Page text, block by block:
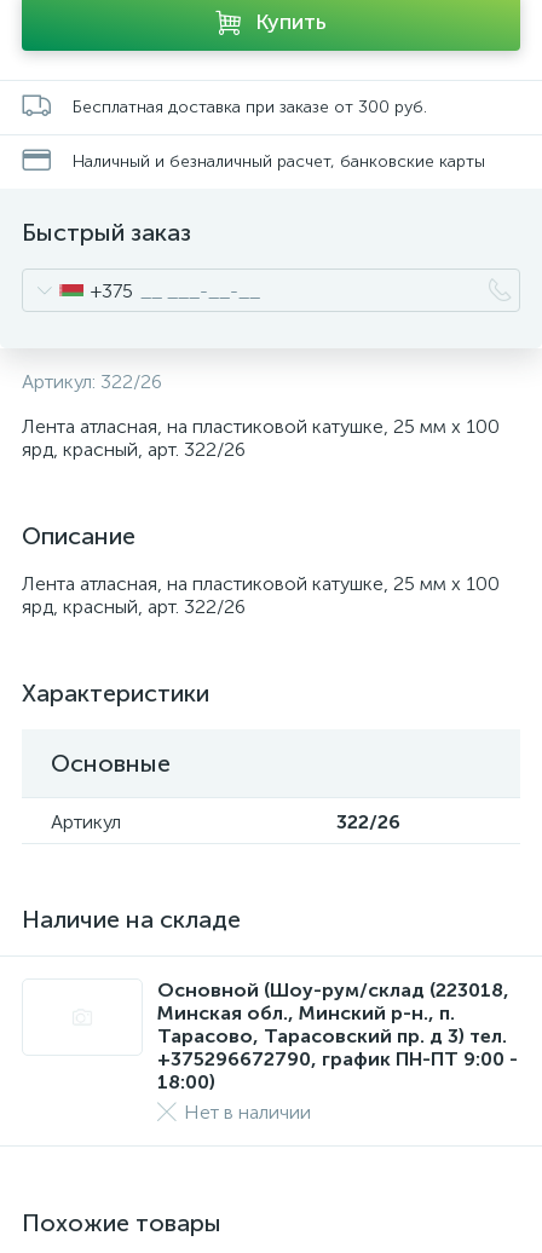
Купить
Бесплатная доставка при заказе от 300 руб.
Наличный и безналичный расчет, банковские карты
Быстрый заказ
+375
Артикул: 322/26
Лента атласная, на пластиковой катушке, 25 мм х 100
ярд, красный, арт. 322/26
Описание
Лента атласная, на пластиковой катушке, 25 мм х 100
ярд, красный, арт. 322/26
Характеристики
Основные
Артикул 322/26
Наличие на складе
Основной (Шоу-рум/склад (223018,
Минская обл., Минский р-н., п.
Тарасово, Тарасовский пр. д 3) тел.
+375296672790, график ПН-ПТ 9:00 -
18:00)
Нет в наличии
Похожие товары